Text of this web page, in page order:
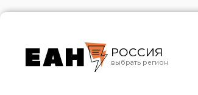
РОССИЯ